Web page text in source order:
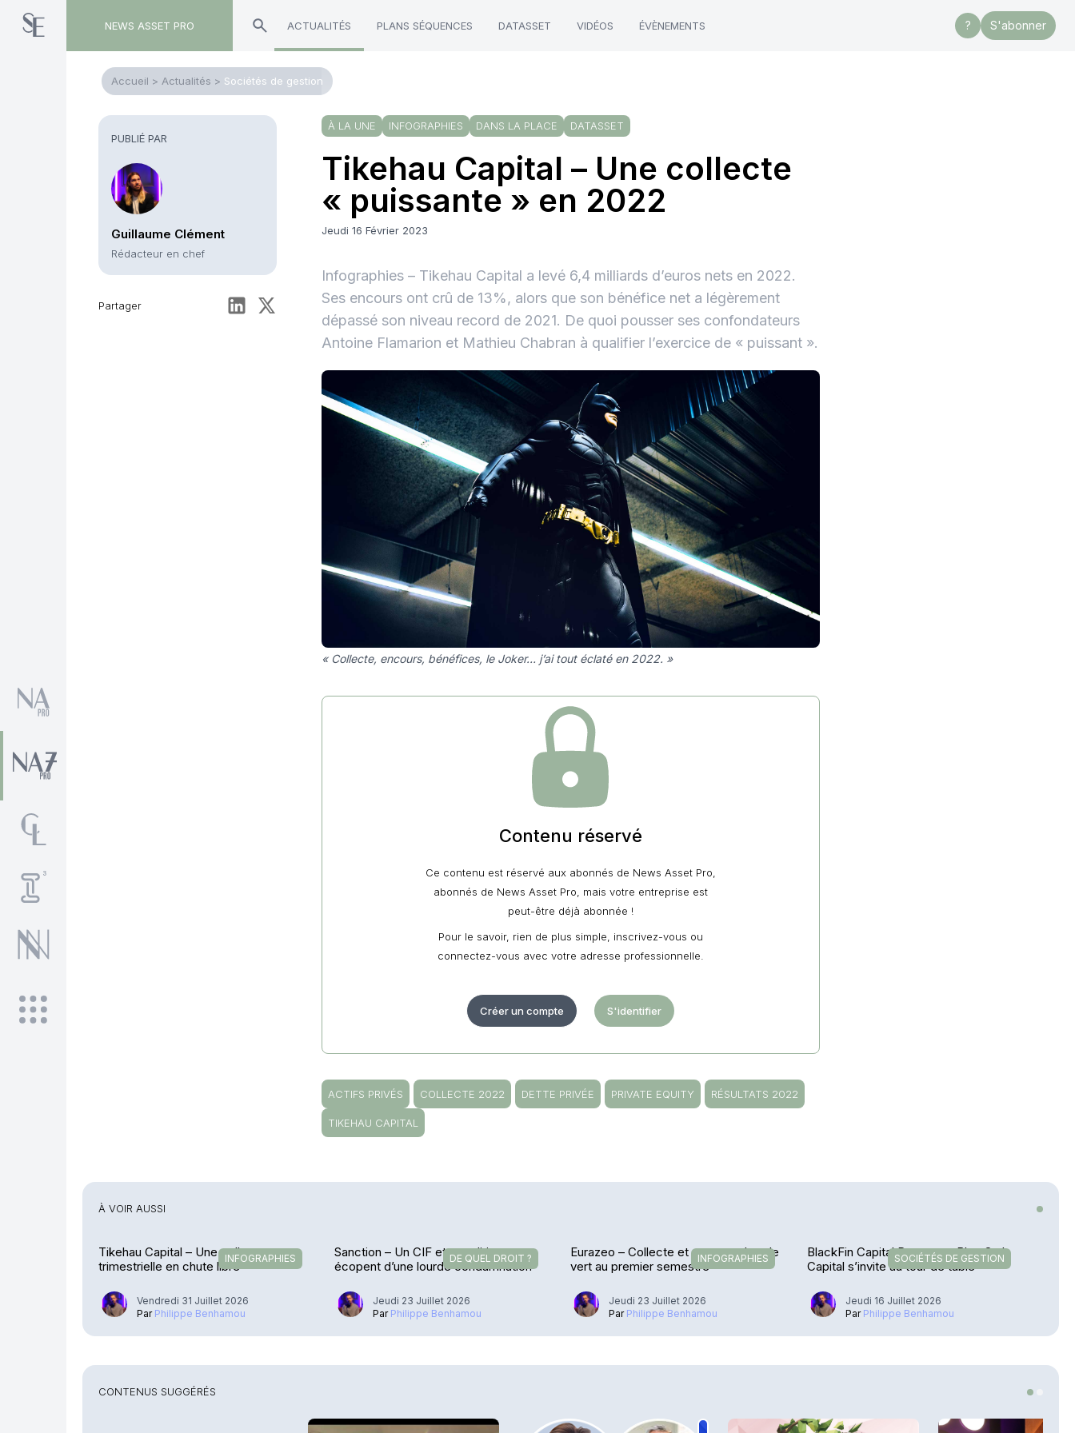
NEWS ASSET PRO ACTUALITÉS PLANS SÉQUENCES DATASSET VIDÉOS ÉVÈNEMENTS ? S'abonner
Accueil > Actualités > Sociétés de gestion
PUBLIÉ PAR
Guillaume Clément
Rédacteur en chef
Partager
À LA UNE INFOGRAPHIES DANS LA PLACE DATASSET
Tikehau Capital – Une collecte
« puissante » en 2022
Jeudi 16 Février 2023
Infographies – Tikehau Capital a levé 6,4 milliards d’euros nets en 2022.
Ses encours ont crû de 13%, alors que son bénéfice net a légèrement
dépassé son niveau record de 2021. De quoi pousser ses confondateurs
Antoine Flamarion et Mathieu Chabran à qualifier l’exercice de « puissant ».
« Collecte, encours, bénéfices, le Joker… j’ai tout éclaté en 2022. »
Contenu réservé
Ce contenu est réservé aux abonnés de News Asset Pro,
abonnés de News Asset Pro, mais votre entreprise est
peut-être déjà abonnée !
Pour le savoir, rien de plus simple, inscrivez-vous ou
connectez-vous avec votre adresse professionnelle.
Créer un compte S'identifier
ACTIFS PRIVÉS COLLECTE 2022 DETTE PRIVÉE PRIVATE EQUITY RÉSULTATS 2022
TIKEHAU CAPITAL
À VOIR AUSSI
INFOGRAPHIES
Tikehau Capital – Une collecte
trimestrielle en chute libre
Vendredi 31 Juillet 2026
Par Philippe Benhamou
DE QUEL DROIT ?
Sanction – Un CIF et ses dirigeants
écopent d’une lourde condamnation
Jeudi 23 Juillet 2026
Par Philippe Benhamou
INFOGRAPHIES
Eurazeo – Collecte et encours dans le
vert au premier semestre
Jeudi 23 Juillet 2026
Par Philippe Benhamou
SOCIÉTÉS DE GESTION
BlackFin Capital Partners – Blue Owl
Capital s’invite au tour de table
Jeudi 16 Juillet 2026
Par Philippe Benhamou
CONTENUS SUGGÉRÉS